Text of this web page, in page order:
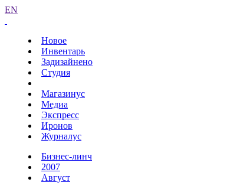
EN
Новое
Инвентарь
Задизайнено
Студия
Магазинус
Медиа
Экспресс
Иронов
Журналус
Бизнес-линч
2007
Август